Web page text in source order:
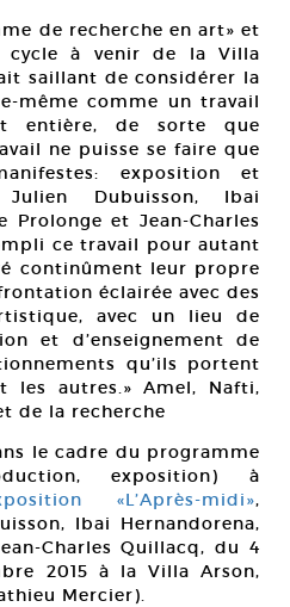
de recherche en art» et
cycle à venir de la Villa
saillant de considérer la
même comme un travail
entière, de sorte que
ne puisse se faire que
exposition et
Dubuisson, Ibai
Prolonge et Jean-Charles
ce travail pour autant
continûment leur propre
éclairée avec des
avec un lieu de
et d’enseignement de
qu’ils portent
les autres.» Amel, Nafti,
de la recherche
le cadre du programme
exposition) à
«L’Après-midi»,
Ibai Hernandorena,
Charles Quillacq, du 4
2015 à la Villa Arson,
Mercier).